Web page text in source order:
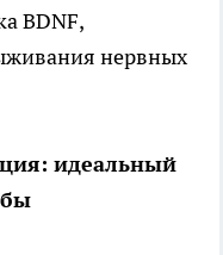
BDNF,
нервных
идеальный